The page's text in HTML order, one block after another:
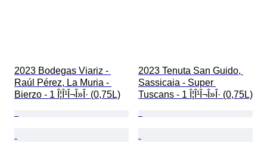
2023 Bodegas Viariz -
Raúl Pérez, La Muria -
Bierzo - 1 Î¦Î¹Î¬Î»Î· (0,75L)
2023 Tenuta San Guido,
Sassicaia - Super
Tuscans - 1 Î¦Î¹Î¬Î»Î· (0,75L)